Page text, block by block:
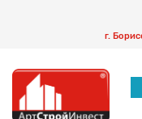
г.